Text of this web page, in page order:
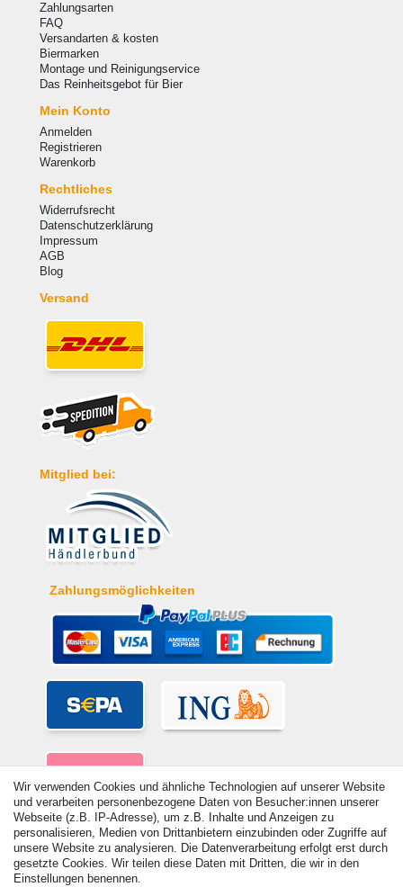
Zahlungsarten
FAQ
Versandarten & kosten
Biermarken
Montage und Reinigungservice
Das Reinheitsgebot für Bier
Mein Konto
Anmelden
Registrieren
Warenkorb
Rechtliches
Widerrufsrecht
Datenschutzerklärung
Impressum
AGB
Blog
Versand
Mitglied bei:
Zahlungsmöglichkeiten
Wir verwenden Cookies und ähnliche Technologien auf unserer Website
und verarbeiten personenbezogene Daten von Besucher:innen unserer
Webseite (z.B. IP-Adresse), um z.B. Inhalte und Anzeigen zu
personalisieren, Medien von Drittanbietern einzubinden oder Zugriffe auf
unsere Website zu analysieren. Die Datenverarbeitung erfolgt erst durch
gesetzte Cookies. Wir teilen diese Daten mit Dritten, die wir in den
Einstellungen benennen.